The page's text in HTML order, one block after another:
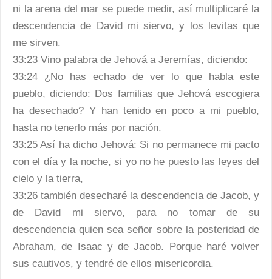
ni la arena del mar se puede medir, así multiplicaré la
descendencia de David mi siervo, y los levitas que
me sirven.
33:23 Vino palabra de Jehová a Jeremías, diciendo:
33:24 ¿No has echado de ver lo que habla este
pueblo, diciendo: Dos familias que Jehová escogiera
ha desechado? Y han tenido en poco a mi pueblo,
hasta no tenerlo más por nación.
33:25 Así ha dicho Jehová: Si no permanece mi pacto
con el día y la noche, si yo no he puesto las leyes del
cielo y la tierra,
33:26 también desecharé la descendencia de Jacob, y
de David mi siervo, para no tomar de su
descendencia quien sea señor sobre la posteridad de
Abraham, de Isaac y de Jacob. Porque haré volver
sus cautivos, y tendré de ellos misericordia.